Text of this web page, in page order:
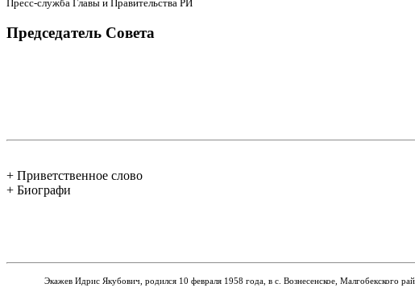
Пресс-служба Главы и Правительства РИ
Председатель Совета
+ Приветственное слово
+ Биографи
Экажев Идрис Якубович, родился 10 февраля 1958 года, в с.Вознесенское, Малгобекского